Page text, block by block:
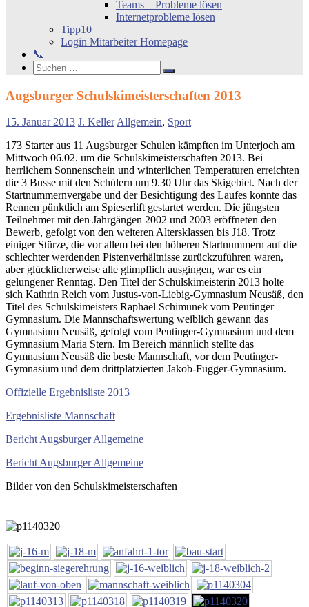
Teams – Probleme lösen
Internetprobleme lösen
Tipp10
Login Mitarbeiter Homepage
📞
Search
Suchen
nach:
Suchen
Augsburger Schulskimeisterschaften 2013
15. Januar 2013 J. KellerAllgemein, Sport
173 Starter aus 11 Augsburger Schulen kämpften im Unterjoch am
Mittwoch 06.02. um die Schulskimeisterschaften 2013. Bei
herrlichem Sonnenschein und winterlichen Temperaturen erreichten
die 3 Busse mit den Schülern um 9.30 Uhr das Skigebiet. Nach der
Startnummernvergabe und der Besichtigung des Laufes konnte das
Rennen pünktlich am Spieserlift gestartet werden. Die jüngsten
Teilnehmer mit den Jahrgängen 2002 und 2003 eröffneten den
Bewerb, gefolgt von den weiteren Altersklassen bis J18. Trotz
einiger Stürze, die vor allem bei den höheren Startnummern auf die
schlechter werdenden Pistenverhältnisse zurückzuführen waren,
aber glücklicherweise alle glimpflich ausgingen, war es ein
gelungener Renntag. Den Titel der Schulskimeisterin 2013 holte
sich Kathrin Reich vom Justus-von-Liebig-Gymnasium Neusäß, den
Titel des Schulskimeisters Raphael Schimunek vom Peutinger
Gymnasium. Die Mannschaftswertung weiblich gewann das
Gymnasium Neusäß, gefolgt vom Peutinger-Gymnasium und dem
Gymnasium Maria Stern. Im Bereich männlich stellte das
Gymnasium Neusäß die beste Mannschaft, vor dem Peutinger-
Gymnasium und dem drittplatzierten Jakob-Fugger-Gymnasium.
Offizielle Ergebnisliste 2013
Ergebnisliste Mannschaft
Bericht Augsburger Allgemeine
Bericht Augsburger Allgemeine
Bilder von den Schulskimeisterschaften